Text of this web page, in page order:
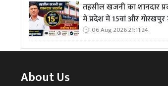
तहसील खजनी का शानदार
में प्रदेश में 15वां और गोरखपुर
06 Aug 2026 21:11:24
About Us